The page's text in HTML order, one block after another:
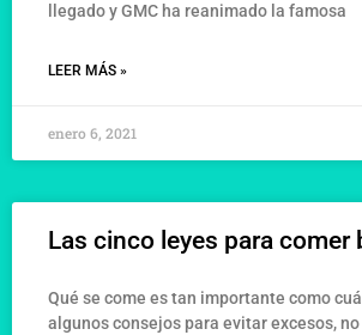
llegado y GMC ha reanimado la famosa
LEER MÁS »
enero 6, 2021
Las cinco leyes para comer
Qué se come es tan importante como
algunos consejos para evitar excesos,